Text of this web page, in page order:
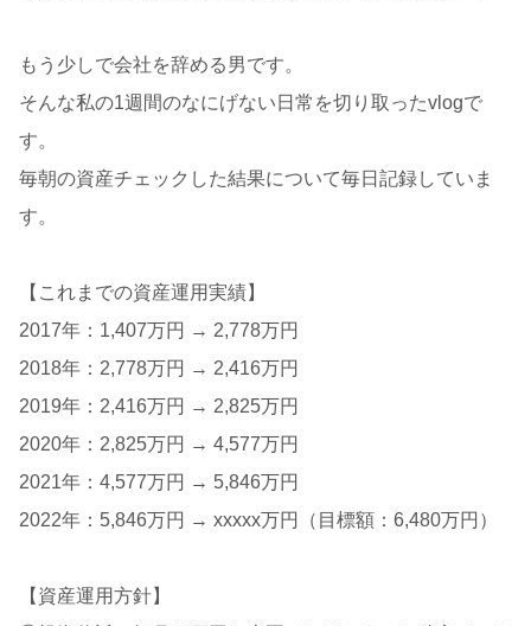
もう少しで会社を辞める男です。
そんな私の1週間のなにげない日常を切り取ったvlogで
す。
毎朝の資産チェックした結果について毎日記録していま
す。
【これまでの資産運用実績】
2017年：1,407万円 → 2,778万円
2018年：2,778万円 → 2,416万円
2019年：2,416万円 → 2,825万円
2020年：2,825万円 → 4,577万円
2021年：4,577万円 → 5,846万円
2022年：5,846万円 → xxxxx万円（目標額：6,480万円）
【資産運用方針】